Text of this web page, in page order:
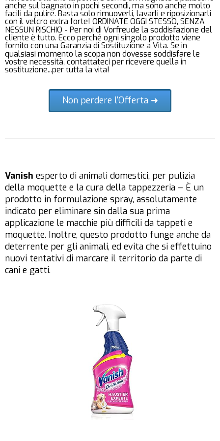
anche sul bagnato in pochi secondi, ma sono anche molto
facili da pulire. Basta solo rimuoverli, lavarli e riposizionarli
con il velcro extra forte! ORDINATE OGGI STESSO, SENZA
NESSUN RISCHIO - Per noi di Vorfreude la soddisfazione del
cliente è tutto. Ecco perché ogni singolo prodotto viene
fornito con una Garanzia di Sostituzione a Vita. Se in
qualsiasi momento la scopa non dovesse soddisfare le
vostre necessità, contattateci per ricevere quella in
sostituzione...per tutta la vita!
Non perdere l'Offerta ➜
Vanish esperto di animali domestici, per pulizia
della moquette e la cura della tappezzeria – È un
prodotto in formulazione spray, assolutamente
indicato per eliminare sin dalla sua prima
applicazione le macchie più difficili da tappeti e
moquette. Inoltre, questo prodotto funge anche da
deterrente per gli animali, ed evita che si effettuino
nuovi tentativi di marcare il territorio da parte di
cani e gatti.